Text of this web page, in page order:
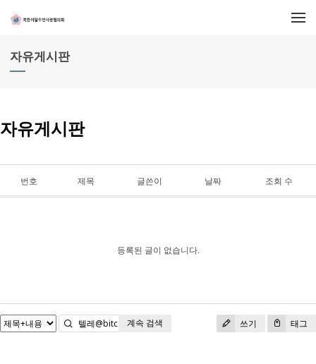
자유게시판
자유게시판
번호 제목 글쓴이 날짜 조회 수
등록된 글이 없습니다.
쓰기 태그
검색
계속 검색